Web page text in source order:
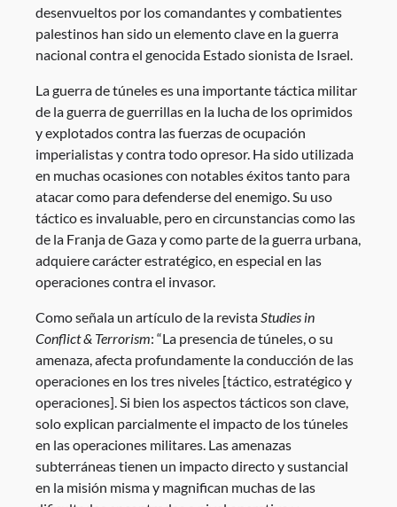
desenvueltos por los comandantes y combatientes
palestinos han sido un elemento clave en la guerra
nacional contra el genocida Estado sionista de Israel.
La guerra de túneles es una importante táctica militar
de la guerra de guerrillas en la lucha de los oprimidos
y explotados contra las fuerzas de ocupación
imperialistas y contra todo opresor. Ha sido utilizada
en muchas ocasiones con notables éxitos tanto para
atacar como para defenderse del enemigo. Su uso
táctico es invaluable, pero en circunstancias como las
de la Franja de Gaza y como parte de la guerra urbana,
adquiere carácter estratégico, en especial en las
operaciones contra el invasor.
Como señala un artículo de la revistaStudies in
Conflict & Terrorism: “La presencia de túneles, o su
amenaza, afecta profundamente la conducción de las
operaciones en los tres niveles [táctico, estratégico y
operaciones]. Si bien los aspectos tácticos son clave,
solo explican parcialmente el impacto de los túneles
en las operaciones militares. Las amenazas
subterráneas tienen un impacto directo y sustancial
en la misión misma y magnifican muchas de las